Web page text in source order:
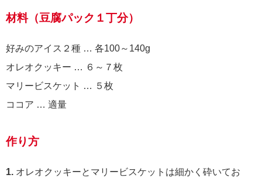
材料（豆腐パック１丁分）
好みのアイス２種 … 各100～140g
オレオクッキー … ６～７枚
マリービスケット … ５枚
ココア … 適量
作り方
1. オレオクッキーとマリービスケットは細かく砕いてお